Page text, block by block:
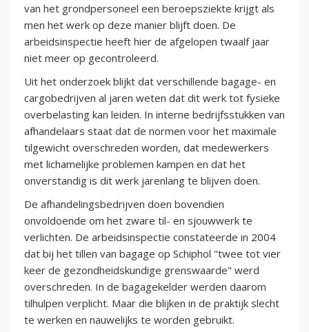
van het grondpersoneel een beroepsziekte krijgt als
men het werk op deze manier blijft doen. De
arbeidsinspectie heeft hier de afgelopen twaalf jaar
niet meer op gecontroleerd.
Uit het onderzoek blijkt dat verschillende bagage- en
cargobedrijven al jaren weten dat dit werk tot fysieke
overbelasting kan leiden. In interne bedrijfsstukken van
afhandelaars staat dat de normen voor het maximale
tilgewicht overschreden worden, dat medewerkers
met lichamelijke problemen kampen en dat het
onverstandig is dit werk jarenlang te blijven doen.
De afhandelingsbedrijven doen bovendien
onvoldoende om het zware til- en sjouwwerk te
verlichten. De arbeidsinspectie constateerde in 2004
dat bij het tillen van bagage op Schiphol "twee tot vier
keer de gezondheidskundige grenswaarde" werd
overschreden. In de bagagekelder werden daarom
tilhulpen verplicht. Maar die blijken in de praktijk slecht
te werken en nauwelijks te worden gebruikt.